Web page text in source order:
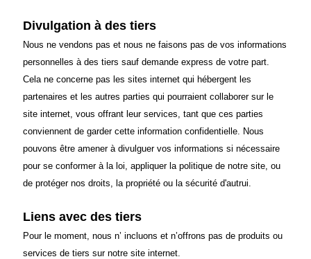
Divulgation à des tiers
Nous ne vendons pas et nous ne faisons pas de vos informations
personnelles à des tiers sauf demande express de votre part.
Cela ne concerne pas les sites internet qui hébergent les
partenaires et les autres parties qui pourraient collaborer sur le
site internet, vous offrant leur services, tant que ces parties
conviennent de garder cette information confidentielle. Nous
pouvons être amener à divulguer vos informations si nécessaire
pour se conformer à la loi, appliquer la politique de notre site, ou
de protéger nos droits, la propriété ou la sécurité d'autrui.
Liens avec des tiers
Pour le moment, nous n’ incluons et n’offrons pas de produits ou
services de tiers sur notre site internet.